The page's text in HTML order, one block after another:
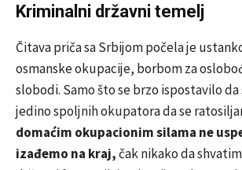
Kriminalni državni temelj
Čitava priča sa Srbijom počela je
osmanske okupacije, borbom za
slobodi. Samo što se brzo ispostavilo
jedino spoljnih okupatora da se
domaćim okupacionim silama ne
izađemo na kraj,čak nikako da